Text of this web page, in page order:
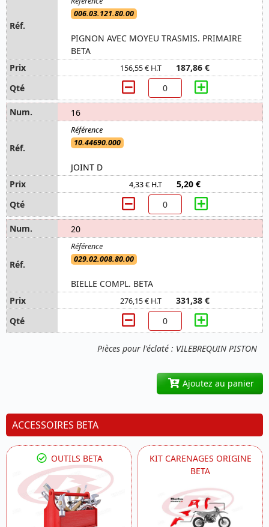
Pièces pour l'éclaté : VILEBREQUIN PISTON
006.03.121.80.00
PIGNON AVEC MOYEU TRASMIS. PRIMAIRE
BETA
156,55 € H.T 187,86 €
16
10.44690.000
JOINT D
4,33 € H.T 5,20 €
20
029.02.008.80.00
BIELLE COMPL. BETA
276,15 € H.T 331,38 €
Ajoutez au panier
ACCESSOIRES BETA
OUTILS BETA
KIT CARENAGES ORIGINE
BETA